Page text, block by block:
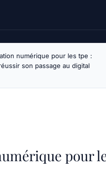
numérique pour les tpe :
son passage au digital
pour